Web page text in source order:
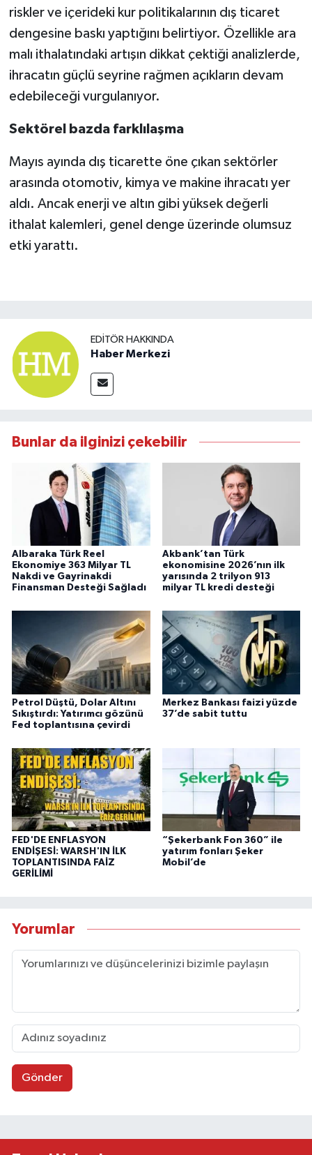
riskler ve içerideki kur politikalarının dış ticaret
dengesine baskı yaptığını belirtiyor. Özellikle ara
malı ithalatındaki artışın dikkat çektiği analizlerde,
ihracatın güçlü seyrine rağmen açıkların devam
edebileceği vurgulanıyor.
Sektörel bazda farklılaşma
Mayıs ayında dış ticarette öne çıkan sektörler
arasında otomotiv, kimya ve makine ihracatı yer
aldı. Ancak enerji ve altın gibi yüksek değerli
ithalat kalemleri, genel denge üzerinde olumsuz
etki yarattı.
EDITÖR HAKKINDA
Haber Merkezi
Bunlar da ilginizi çekebilir
Albaraka Türk Reel
Ekonomiye 363 Milyar TL
Nakdi ve Gayrinakdi
Finansman Desteği Sağladı
Akbank’tan Türk
ekonomisine 2026’nın ilk
yarısında 2 trilyon 913
milyar TL kredi desteği
Petrol Düştü, Dolar Altını
Sıkıştırdı: Yatırımcı gözünü
Fed toplantısına çevirdi
Merkez Bankası faizi yüzde
37’de sabit tuttu
FED'DE ENFLASYON
ENDİŞESİ: WARSH'IN İLK
TOPLANTISINDA FAİZ
GERİLİMİ
“Şekerbank Fon 360” ile
yatırım fonları Şeker
Mobil’de
Yorumlar
Gönder